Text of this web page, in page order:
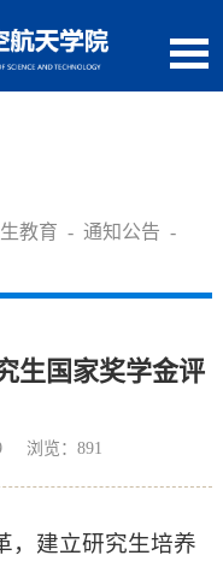
教育 - 通知公告 -
生国家奖学金评
浏览：891
，建立研究生培养